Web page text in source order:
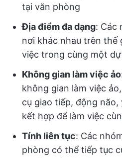
tại văn phòng
Địa điểm đa dạng: Các
nơi khác nhau trên thế
việc trong cùng một dự
Không gian làm việc ảo
không gian làm việc
cụ giao tiếp, động
kết hợp để làm việc
Tính liên tục: Các
phòng có thể tiếp tục